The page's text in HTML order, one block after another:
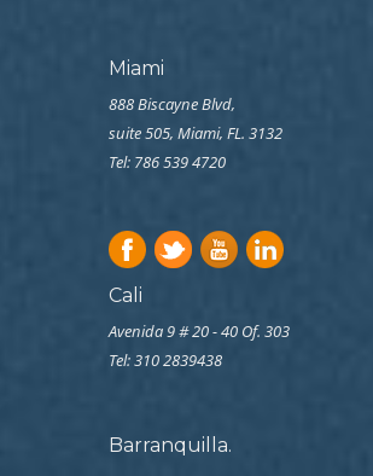
Miami
888 Biscayne Blvd,
suite 505, Miami, FL. 3132
Tel: 786 539 4720
Cali
Avenida 9 # 20 - 40 Of. 303
Tel:310 2839438
Barranquilla.